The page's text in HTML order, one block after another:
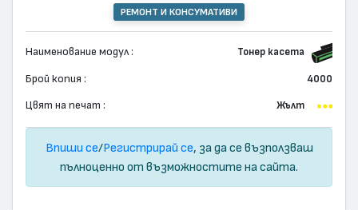
РЕМОНТ И КОНСУМАТИВИ
Наименование модул : Тонер касета
Брой копия : 4000
Цвят на печат : Жълт
Впиши се/Регистрирай се, за да се възползваш
пълноценно от възможностите на сайта.